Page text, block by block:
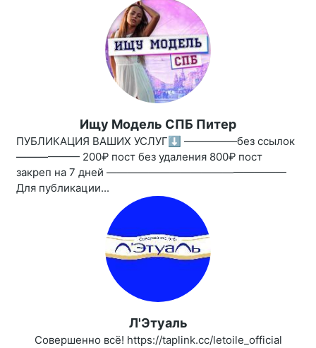
Ищу Модель СПБ Питер
ПУБЛИКАЦИЯ ВАШИХ УСЛУГ⬇️ —————без ссылок
—————— 200₽ пост без удаления 800₽ пост
закреп на 7 дней —————————————————
Для публикации...
Л'Этуаль
Совершенно всё! https://taplink.cc/letoile_official